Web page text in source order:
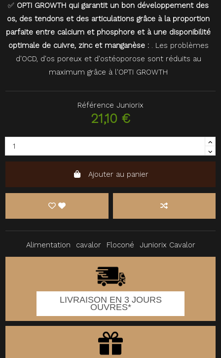
✅ OPTI GROWTH qui garantit un bon développement des
os, des tendons et des articulations grâce à la proportion
parfaite entre calcium et phosphore et à une disponibilité
optimale de cuivre, zinc et manganèse :. Les problèmes
d'OCD, d'os poreux et d'ostéoporose sont réduits au
maximum grâce à l'OPTI GROWTH
Référence Juniorix
21,10 €
Ajouter au panier
Alimentation cavalor Floconé Juniorix Cavalor
LIVRAISON EN 3 JOURS
OUVRES*